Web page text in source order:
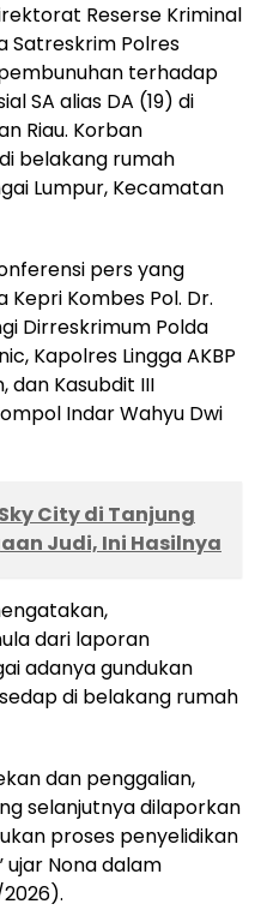
Reserse Kriminal
Satreskrim Polres
terhadap
SA alias DA (19) di
Riau. Korban
belakang rumah
Lumpur, Kecamatan
pers yang
Kepri Kombes Pol. Dr.
Dirreskrimum Polda
Kapolres Lingga AKBP
dan Kasubdit III
Indar Wahyu Dwi
City di Tanjung
Judi, Ini Hasilnya
dari laporan
adanya gundukan
di belakang rumah
dan penggalian,
selanjutnya dilaporkan
proses penyelidikan
ujar Nona dalam